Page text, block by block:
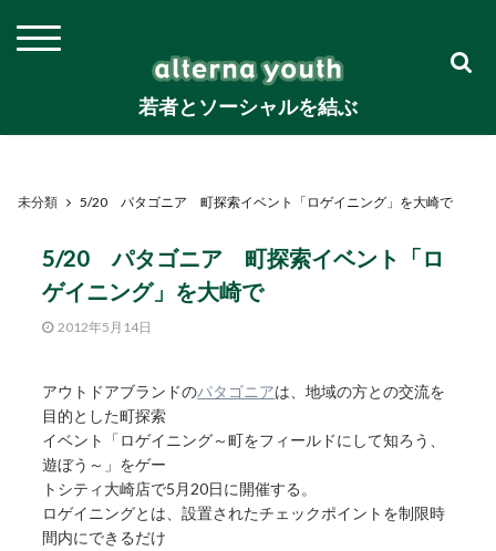
若者とソーシャルを結ぶ
未分類 5/20 パタゴニア 町探索イベント「ロゲイニング」を大崎で
5/20 パタゴニア 町探索イベント「ロ
ゲイニング」を大崎で
2012年5月14日
アウトドアブランドのパタゴニアは、地域の方との交流を
目的とした町探索
イベント「ロゲイニング～町をフィールドにして知ろう、
遊ぼう～」をゲー
トシティ大崎店で5月20日に開催する。
ロゲイニングとは、設置されたチェックポイントを制限時
間内にできるだけ